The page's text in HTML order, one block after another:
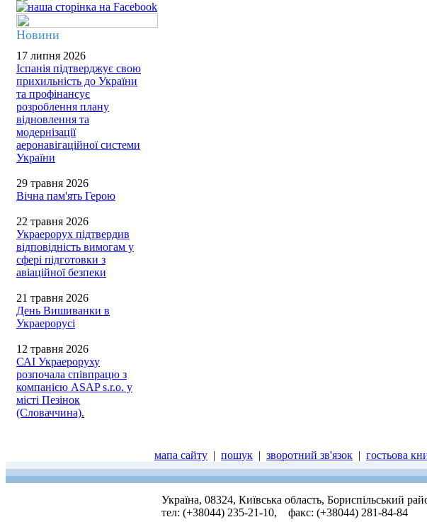
Новини
17 липня 2026
Іспанія підтверджує свою
прихильність до України
та профінансує
розроблення плану
відновлення та
модернізації
аеронавігаційної системи
України
29 травня 2026
Вічна пам'ять Герою
22 травня 2026
Украерорух підтвердив
відповідність вимогам у
сфері підготовки з
авіаційної безпеки
21 травня 2026
День Вишиванки в
Украерорусі
12 травня 2026
САІ Украероруху
розпочала співпрацю з
компанією ASAP s.r.o. у
місті Пезінок
(Словаччина).
мапа сайту | пошук | зворотний зв'язок | гостьова
Україна, 08324, Київська область, Бориспільський
тел: (+38044) 235-21-10, факс: (+38044) 281-84-84